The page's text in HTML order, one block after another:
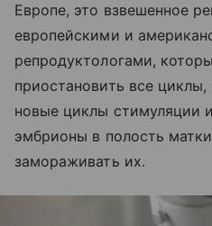
Европе, это взвешенное
европейскими и
репродуктологами,
приостановить все
новые циклы стимуляции
эмбрионы в полость
замораживать их.